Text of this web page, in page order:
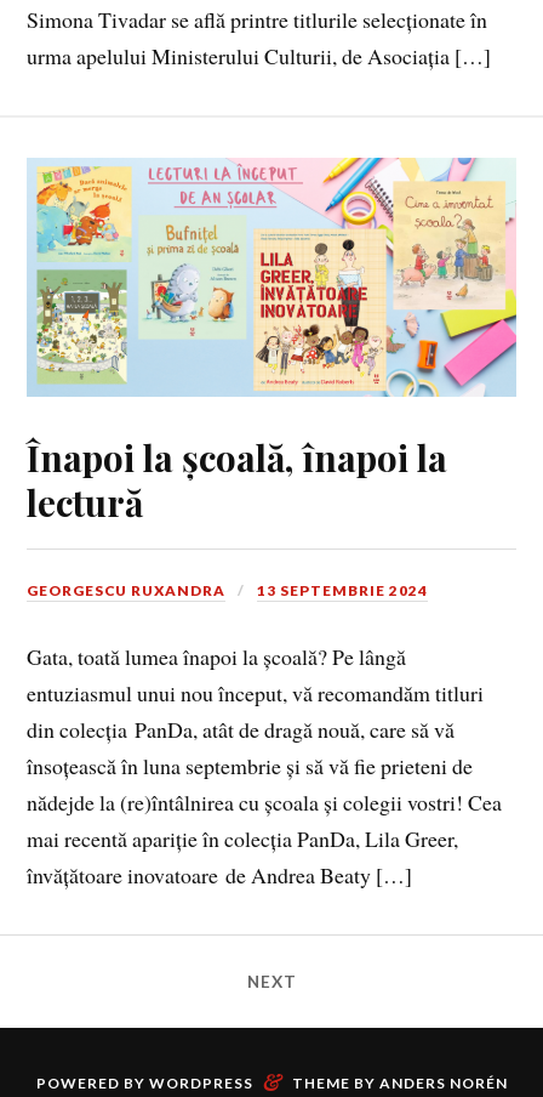
Simona Tivadar se află printre titlurile selecționate în
urma apelului Ministerului Culturii, de Asociația […]
Înapoi la școală, înapoi la
lectură
GEORGESCU RUXANDRA 13 SEPTEMBRIE 2024
Gata, toată lumea înapoi la școală? Pe lângă
entuziasmul unui nou început, vă recomandăm titluri
din colecția PanDa, atât de dragă nouă, care să vă
însoțească în luna septembrie și să vă fie prieteni de
nădejde la (re)întâlnirea cu școala și colegii vostri! Cea
mai recentă apariție în colecția PanDa, Lila Greer,
învățătoare inovatoare de Andrea Beaty […]
NEXT
POWERED BY WORDPRESS & THEME BY ANDERS NORÉN